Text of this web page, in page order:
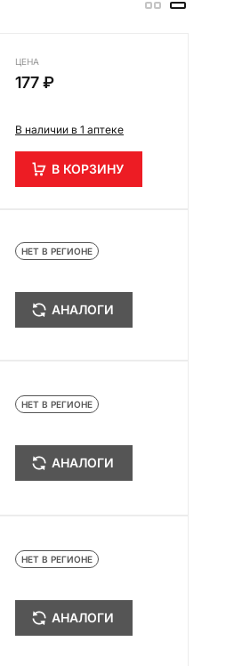
ЦЕНА
177 ₽
В наличии в 1 аптеке
В КОРЗИНУ
НЕТ В РЕГИОНЕ
АНАЛОГИ
НЕТ В РЕГИОНЕ
АНАЛОГИ
НЕТ В РЕГИОНЕ
АНАЛОГИ